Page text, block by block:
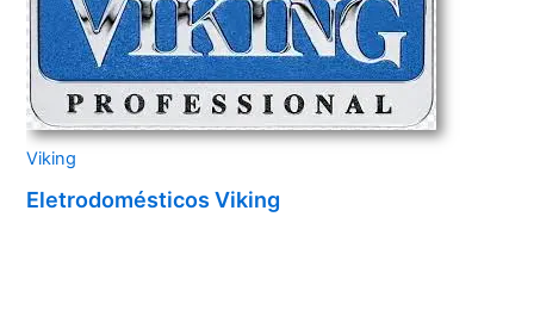
Viking
Eletrodomésticos Viking